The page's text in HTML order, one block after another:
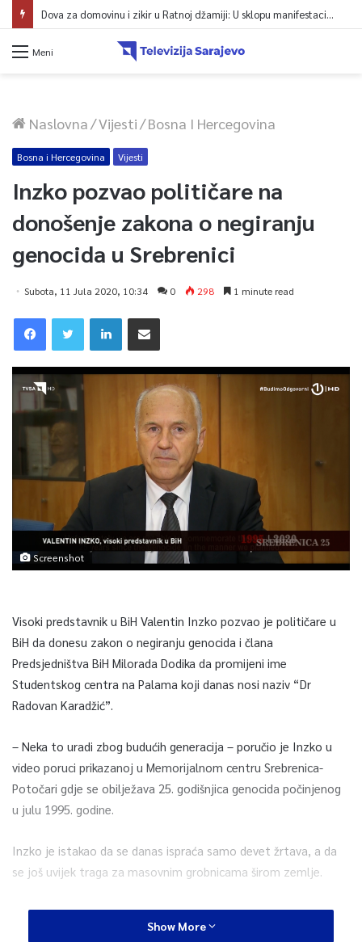
Dova za domovinu i zikir u Ratnoj džamiji: U sklopu manifestacije „Odbrana BiH – Igman 2026“ odana počast herojima
Meni
Naslovna/Vijesti/Bosna I Hercegovina
Bosna i Hercegovina Vijesti
Inzko pozvao političare na
donošenje zakona o negiranju
genocida u Srebrenici
Subota, 11 Jula 2020, 10:34 0 298 1 minute read
Screenshot
Visoki predstavnik u BiH Valentin Inzko pozvao je političare u
BiH da donesu zakon o negiranju genocida i člana
Predsjedništva BiH Milorada Dodika da promijeni ime
Studentskog centra na Palama koji danas nosi naziv “Dr
Radovan Karadžić”.
– Neka to uradi zbog budućih generacija – poručio je Inzko u
video poruci prikazanoj u Memorijalnom centru Srebrenica-
Potočari gdje se obilježava 25. godišnjica genocida počinjenog
u julu 1995. godine.
Inzko je istakao da se danas ispraća samo devet žrtava, a da
se još uvijek traga za masovnim grobnicama širom zemlje.
– Stoga molim sve ljude koji imaju informacije o tome da ih
daju nadležnim institucijama. Svaka žrtva ima pravo na
Show More